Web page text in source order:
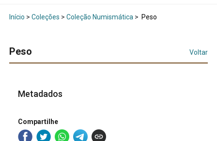
Início > Coleções > Coleção Numismática > Peso
Peso Voltar
Metadados
Compartilhe